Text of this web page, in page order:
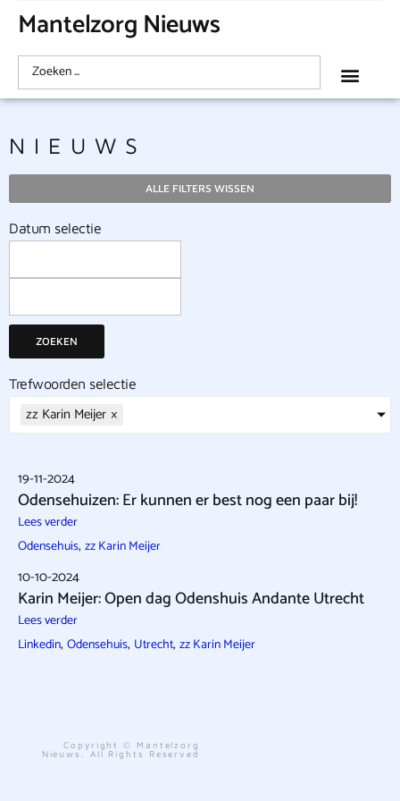
Mantelzorg Nieuws
NIEUWS
ALLE FILTERS WISSEN
Datum selectie
ZOEKEN
Trefwoorden selectie
zz Karin Meijer ×
19-11-2024
Odensehuizen: Er kunnen er best nog een paar bij!
Lees verder
Odensehuis, zz Karin Meijer
10-10-2024
Karin Meijer: Open dag Odenshuis Andante Utrecht
Lees verder
Linkedin, Odensehuis, Utrecht, zz Karin Meijer
Copyright © Mantelzorg
Nieuws. All Rights Reserved